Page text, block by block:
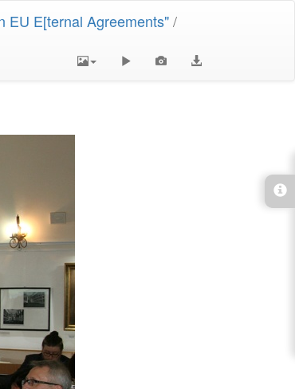
EU E[ternal Agreements"/